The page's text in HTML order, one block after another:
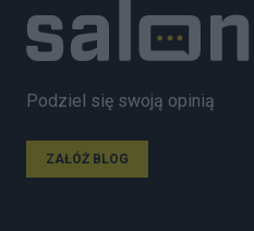
Podziel się swoją opinią
ZAŁÓŻ BLOG